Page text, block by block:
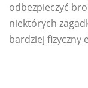
odbezpieczyć
niektórych
bardziej fizyczny